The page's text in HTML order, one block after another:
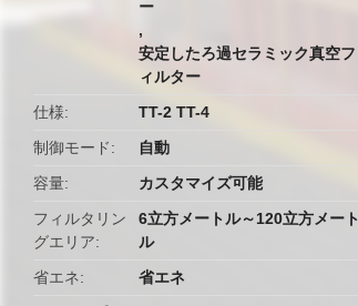
ー
,
安定したろ過セラミック真空フ
ィルター
仕様
TT-2 TT-4
制御モード
自動
容量
カスタマイズ可能
フィルタリン
グエリア
6立方メートル～120立方メート
ル
省エネ
省エネ